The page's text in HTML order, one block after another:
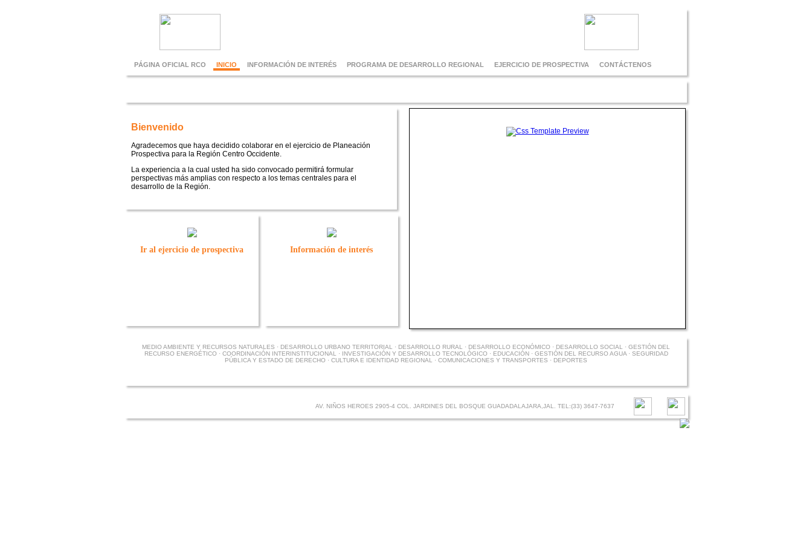
PÁGINA OFICIAL RCO INICIO INFORMACIÓN DE INTERÉS PROGRAMA DE DESARROLLO REGIONAL EJERCICIO DE PROSPECTIVA CONTÁCTENOS
Bienvenido
Agradecemos que haya decidido colaborar en el ejercicio de Planeación
Prospectiva para la Región Centro Occidente.
La experiencia a la cual usted ha sido convocado permitirá formular
perspectivas más amplias con respecto a los temas centrales para el
desarrollo de la Región.
Ir al ejercicio de prospectiva Información de interés
MEDIO AMBIENTE Y RECURSOS NATURALES · DESARROLLO URBANO TERRITORIAL · DESARROLLO RURAL · DESARROLLO ECONÓMICO · DESARROLLO SOCIAL · GESTIÓN DEL
RECURSO ENERGÉTICO · COORDINACIÓN INTERINSTITUCIONAL · INVESTIGACIÓN Y DESARROLLO TECNOLÓGICO · EDUCACIÓN · GESTIÓN DEL RECURSO AGUA · SEGURIDAD
PÚBLICA Y ESTADO DE DERECHO · CULTURA E IDENTIDAD REGIONAL · COMUNICACIONES Y TRANSPORTES · DEPORTES
AV. NIÑOS HEROES 2905-4 COL. JARDINES DEL BOSQUE GUADADALAJARA,JAL. TEL:(33) 3647-7637